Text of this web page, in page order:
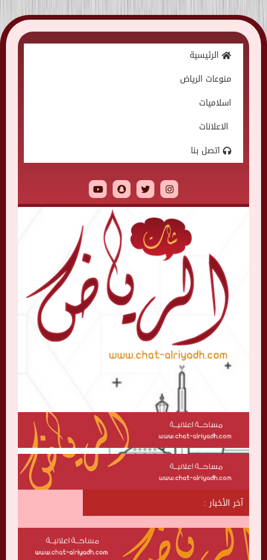
Skip
to
الرئيسية
منوعات الرياض
اسلاميات
الاعلانات
اتصل بنا
آخر الأخبار :